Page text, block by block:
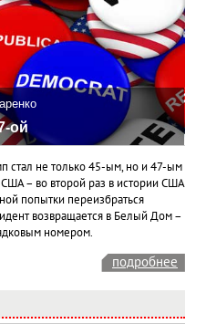
ой
стал не только 45-ым, но и 47-ым
– во второй раз в истории США
попытки переизбраться
возвращается в Белый Дом –
номером.
подробнее